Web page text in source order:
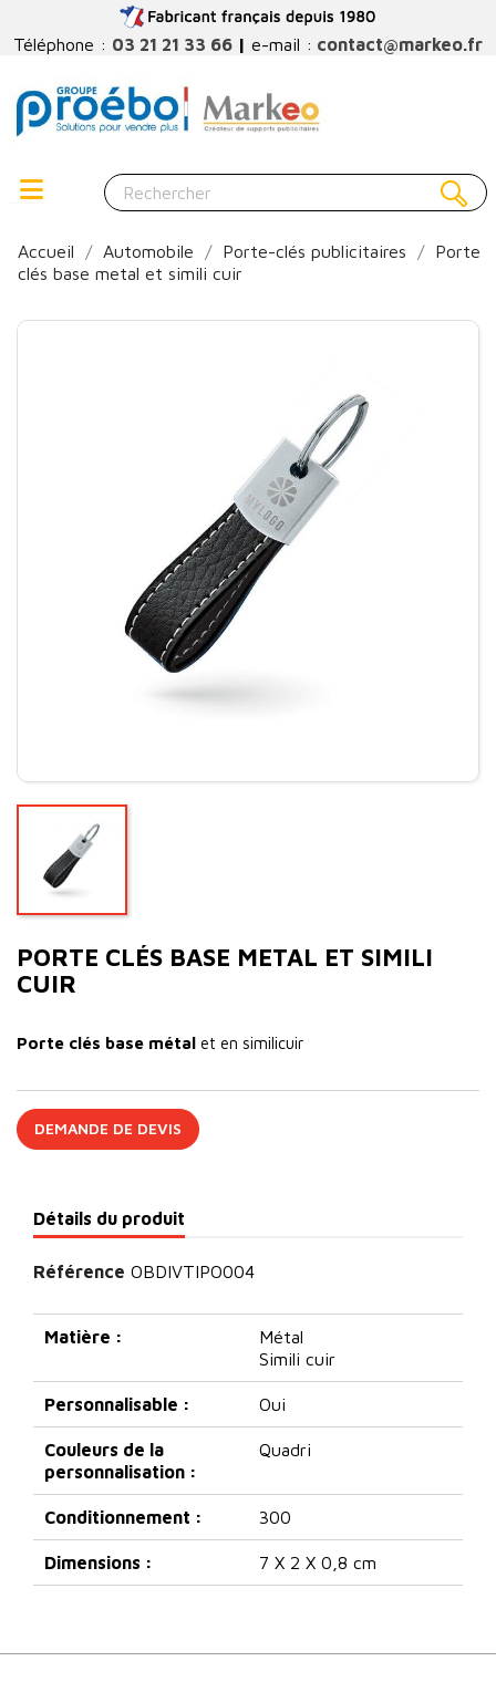
Téléphone : 03 21 21 33 66 | e-mail : contact@markeo.fr
Accueil Automobile Porte-clés publicitaires
Porte
clés base metal et simili cuir
PORTE CLÉS BASE METAL ET SIMILI
CUIR
Porte clés base métal et en similicuir
DEMANDE DE DEVIS
Détails du produit
Référence OBDIVTIPO004
Matière :
Métal
Simili cuir
Personnalisable : Oui
Couleurs de la
personnalisation :
Quadri
Conditionnement : 300
Dimensions : 7 X 2 X 0,8 cm